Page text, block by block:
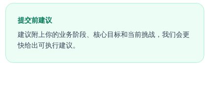
提交前建议
建议附上你的业务阶段、核心目标和当前挑战，我们会更
快给出可执行建议。